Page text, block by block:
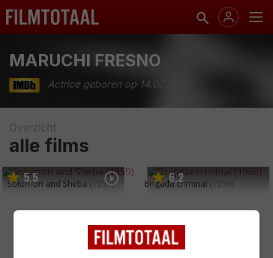
MARUCHI FRESNO
Actrice geboren op 14.02.1916
Overzicht
alle films
5,5
Solomon and Sheba (1959) 6,2
Brigada criminal (1950)